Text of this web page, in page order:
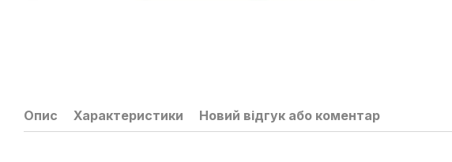
Опис Характеристики Новий відгук або коментар